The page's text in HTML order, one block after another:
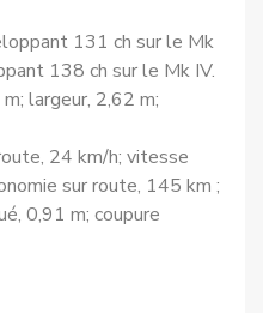
131 ch sur le Mk
138 ch sur le Mk IV.
largeur, 2,62 m;
24 km/h; vitesse
sur route, 145 km ;
0,91 m; coupure